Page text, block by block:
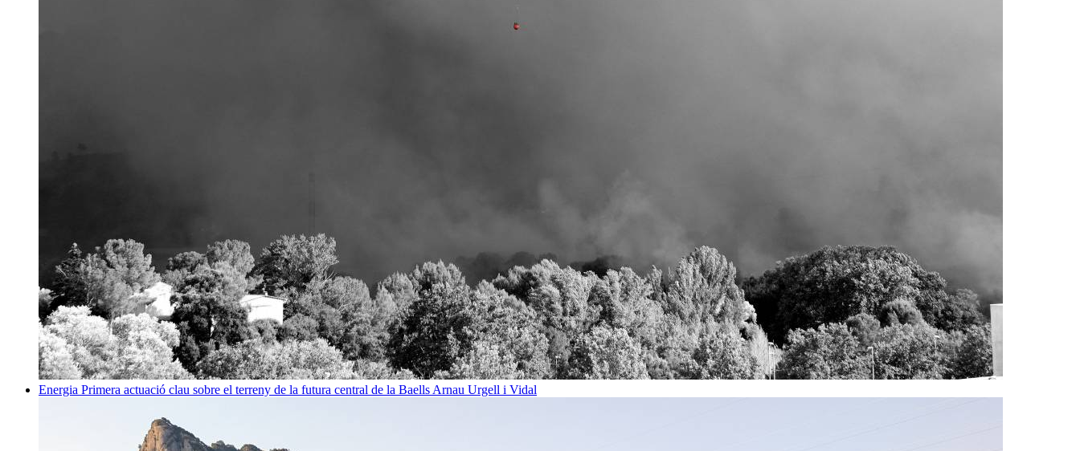
Energia Primera actuació clau sobre el terreny de la futura central de la Baells Arnau Urgell i Vidal